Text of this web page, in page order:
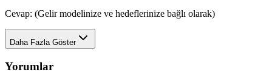
Cevap: (Gelir modelinize ve hedeflerinize bağlı olarak)
Daha Fazla Göster
Yorumlar